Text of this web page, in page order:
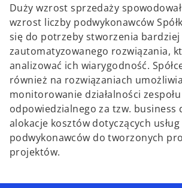
Duży wzrost sprzedaży
wzrost liczby podwykonawców
się do potrzeby stworzenia bardziej
zautomatyzowanego rozwiązania,
analizować ich wiarygodność.
również na rozwiązaniach
monitorowanie działalności zespołu
odpowiedzialnego za tzw. business
alokacje kosztów dotyczących usług
podwykonawców do tworzonych
projektów.